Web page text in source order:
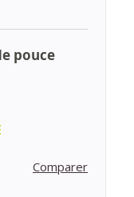
pouce
Comparer